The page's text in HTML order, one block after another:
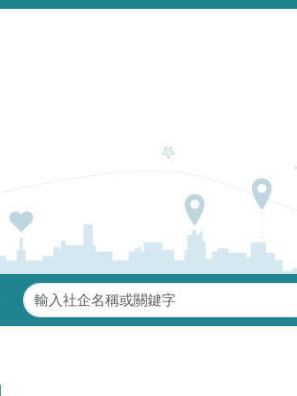
關鍵字